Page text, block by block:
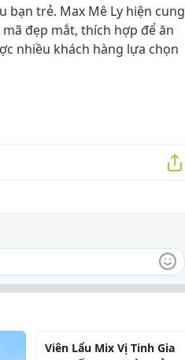
bạn trẻ. Max Mê Ly hiện cung
đẹp mắt, thích hợp để ăn
nhiều khách hàng lựa chọn
Viên Lẩu Mix Vị Tinh Gia